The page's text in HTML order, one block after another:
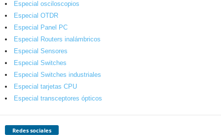
Especial osciloscopios
Especial OTDR
Especial Panel PC
Especial Routers inalámbricos
Especial Sensores
Especial Switches
Especial Switches industriales
Especial tarjetas CPU
Especial transceptores ópticos
Redes sociales